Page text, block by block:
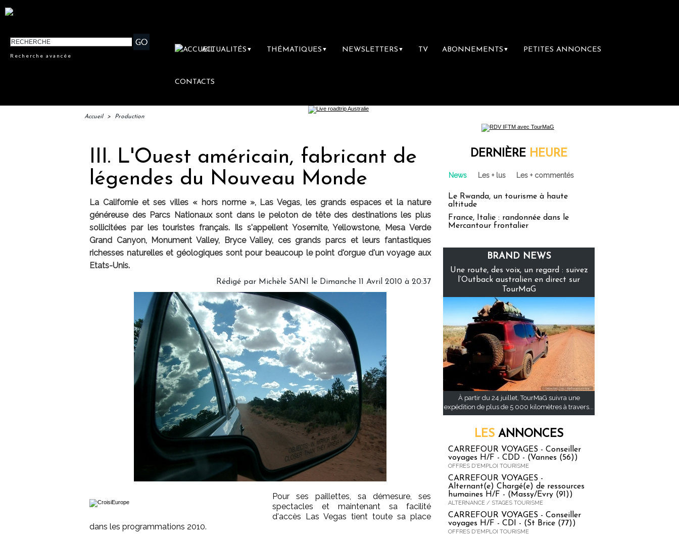
Recherche avancée
ACTUALITÉS ▼ THÉMATIQUES ▼ NEWSLETTERS ▼ TV ABONNEMENTS ▼ PETITES ANNONCES
CONTACTS
Accueil > Production
III. L'Ouest américain, fabricant de
légendes du Nouveau Monde
La Californie et ses villes « hors norme », Las Vegas, les grands espaces et la nature
généreuse des Parcs Nationaux sont dans le peloton de tête des destinations les plus
sollicitées par les touristes français. Ils s'appellent Yosemite, Yellowstone, Mesa Verde
Grand Canyon, Monument Valley, Bryce Valley, ces grands parcs et leurs fantastiques
richesses naturelles et géologiques sont pour beaucoup le point d'orgue d'un voyage aux
Etats-Unis.
Rédigé par Michèle SANI le Dimanche 11 Avril 2010 à 20:37
Pour ses paillettes, sa démesure, ses
spectacles et maintenant sa facilité
d'accès Las Vegas tient toute sa place
dans les programmations 2010.
DERNIÈRE HEURE
News Les + lus Les + commentés
Le Rwanda, un tourisme à haute
altitude
France, Italie : randonnée dans le
Mercantour frontalier
BRAND NEWS
Une route, des voix, un regard : suivez
l’Outback australien en direct sur
TourMaG
À partir du 24 juillet, TourMaG suivra une
expédition de plus de 5 000 kilomètres à travers...
LES ANNONCES
CARREFOUR VOYAGES - Conseiller
voyages H/F - CDD - (Vannes (56))
OFFRES D'EMPLOI TOURISME
CARREFOUR VOYAGES -
Alternant(e) Chargé(e) de ressources
humaines H/F - (Massy/Evry (91))
ALTERNANCE / STAGES TOURISME
CARREFOUR VOYAGES - Conseiller
voyages H/F - CDI - (St Brice (77))
OFFRES D'EMPLOI TOURISME